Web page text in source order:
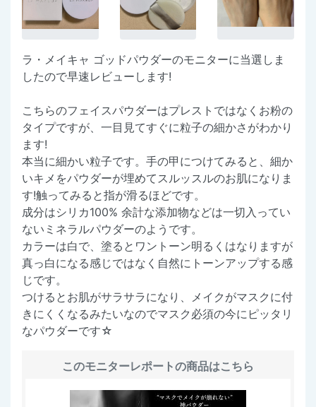
ラ・メイキャ ゴッドパウダーのモニターに当選しま
したので早速レビューします!
こちらのフェイスパウダーはプレストではなくお粉の
タイプですが、一目見てすぐに粒子の細かさがわかり
ます!
本当に細かい粒子です。手の甲につけてみると、細か
いキメをパウダーが埋めてスルッスルのお肌になりま
す!触ってみると指が滑るほどです。
成分はシリカ100% 余計な添加物などは一切入ってい
ないミネラルパウダーのようです。
カラーは白で、塗るとワントーン明るくはなりますが
真っ白になる感じではなく自然にトーンアップする感
じです。
つけるとお肌がサラサラになり、メイクがマスクに付
きにくくなるみたいなのでマスク必須の今にピッタリ
なパウダーです☆
このモニターレポートの商品はこちら